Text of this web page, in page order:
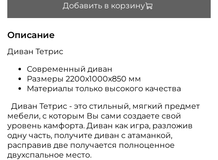
Добавить в корзину
Описание
Диван Тетрис
Современный диван
Размеры 2200х1000х850 мм
Материалы только высокого качества
Диван Тетрис - это стильный, мягкий предмет
мебели, с которым Вы сами создаете свой
уровень камфорта. Диван как игра, разложив
одну часть, получите диван с атаманкой,
расправив две получается полноценное
двухспальное место.